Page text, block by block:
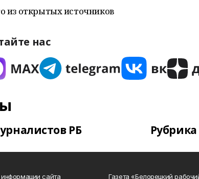
из открытых источников
нас
РБ
сайта Газета «Белорецкий